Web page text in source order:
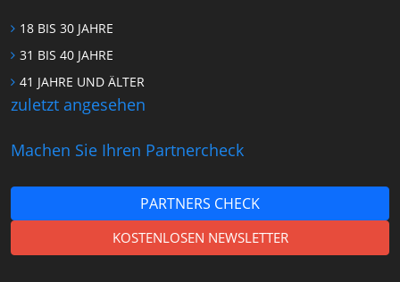
18 BIS 30 JAHRE
31 BIS 40 JAHRE
41 JAHRE UND ÄLTER
zuletzt angesehen
Machen Sie Ihren Partnercheck
PARTNERS CHECK
KOSTENLOSEN NEWSLETTER